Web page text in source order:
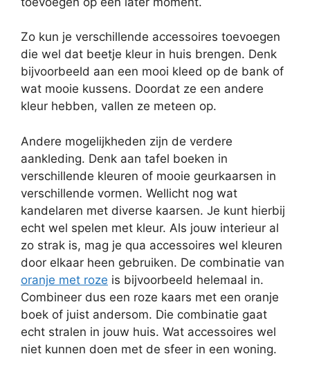
Zo kun je verschillende accessoires toevoegen
die wel dat beetje kleur in huis brengen. Denk
bijvoorbeeld aan een mooi kleed op de bank of
wat mooie kussens. Doordat ze een andere
kleur hebben, vallen ze meteen op.
Andere mogelijkheden zijn de verdere
aankleding. Denk aan tafel boeken in
verschillende kleuren of mooie geurkaarsen in
verschillende vormen. Wellicht nog wat
kandelaren met diverse kaarsen. Je kunt hierbij
echt wel spelen met kleur. Als jouw interieur al
zo strak is, mag je qua accessoires wel kleuren
door elkaar heen gebruiken. De combinatie van
oranje met roze is bijvoorbeeld helemaal in.
Combineer dus een roze kaars met een oranje
boek of juist andersom. Die combinatie gaat
echt stralen in jouw huis. Wat accessoires wel
niet kunnen doen met de sfeer in een woning.